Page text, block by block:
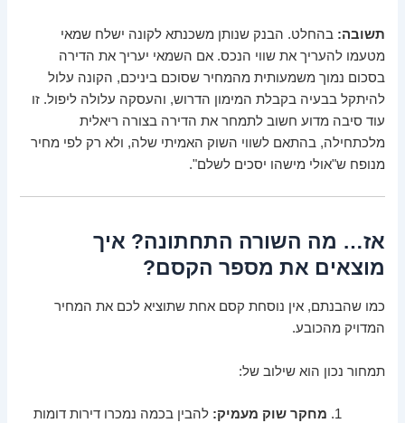
תשובה: בהחלט. הבנק שנותן משכנתא לקונה ישלח שמאי
מטעמו להעריך את שווי הנכס. אם השמאי יעריך את הדירה
בסכום נמוך משמעותית מהמחיר שסוכם ביניכם, הקונה עלול
להיתקל בבעיה בקבלת המימון הדרוש, והעסקה עלולה ליפול. זו
עוד סיבה מדוע חשוב לתמחר את הדירה בצורה ריאלית
מלכתחילה, בהתאם לשווי השוק האמיתי שלה, ולא רק לפי מחיר
מנופח ש"אולי מישהו יסכים לשלם".
אז… מה השורה התחתונה? איך
מוצאים את מספר הקסם?
כמו שהבנתם, אין נוסחת קסם אחת שתוציא לכם את המחיר
המדויק מהכובע.
תמחור נכון הוא שילוב של:
מחקר שוק מעמיק: להבין בכמה נמכרו דירות דומות